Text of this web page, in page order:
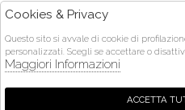
martedì- venerdì 9:30 - 13:00 e dalle
15:30 - 20:00 |
Cookies & Privacy
Questo sito si avvale di cookie di
personalizzati. Scegli se accettare o
Maggiori Informazioni
ACCETTA